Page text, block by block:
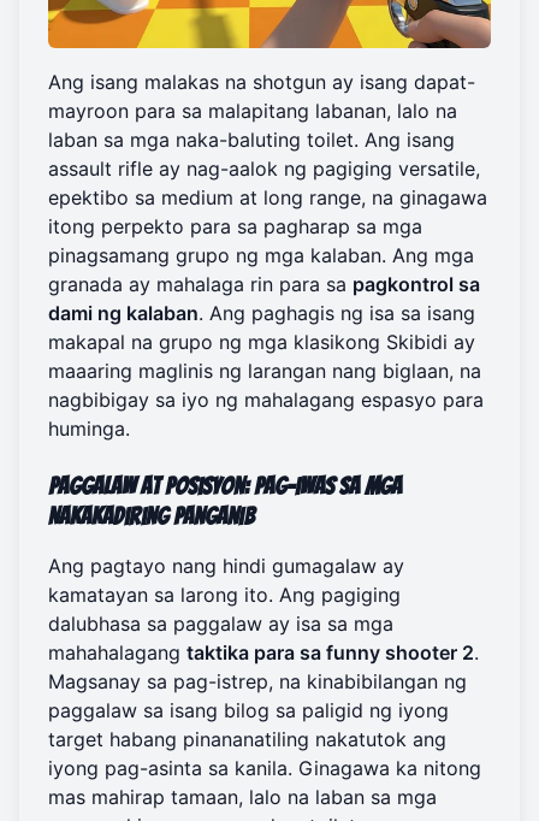
Ang isang malakas na shotgun ay isang dapat-
mayroon para sa malapitang labanan, lalo na
laban sa mga naka-baluting toilet. Ang isang
assault rifle ay nag-aalok ng pagiging versatile,
epektibo sa medium at long range, na ginagawa
itong perpekto para sa pagharap sa mga
pinagsamang grupo ng mga kalaban. Ang mga
granada ay mahalaga rin para sa pagkontrol sa
dami ng kalaban. Ang paghagis ng isa sa isang
makapal na grupo ng mga klasikong Skibidi ay
maaaring maglinis ng larangan nang biglaan, na
nagbibigay sa iyo ng mahalagang espasyo para
huminga.
Paggalaw at Posisyon: Pag-iwas sa mga
Nakakadiring Panganib
Ang pagtayo nang hindi gumagalaw ay
kamatayan sa larong ito. Ang pagiging
dalubhasa sa paggalaw ay isa sa mga
mahahalagang taktika para sa funny shooter 2.
Magsanay sa pag-istrep, na kinabibilangan ng
paggalaw sa isang bilog sa paligid ng iyong
target habang pinananatiling nakatutok ang
iyong pag-asinta sa kanila. Ginagawa ka nitong
mas mahirap tamaan, lalo na laban sa mga